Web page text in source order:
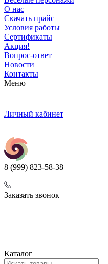
О нас
Скачать прайс
Условия работы
Сертификаты
Акция!
Вопрос-ответ
Новости
Контакты
Меню
Личный кабинет
8 (999) 823-58-38
Заказать звонок
Каталог